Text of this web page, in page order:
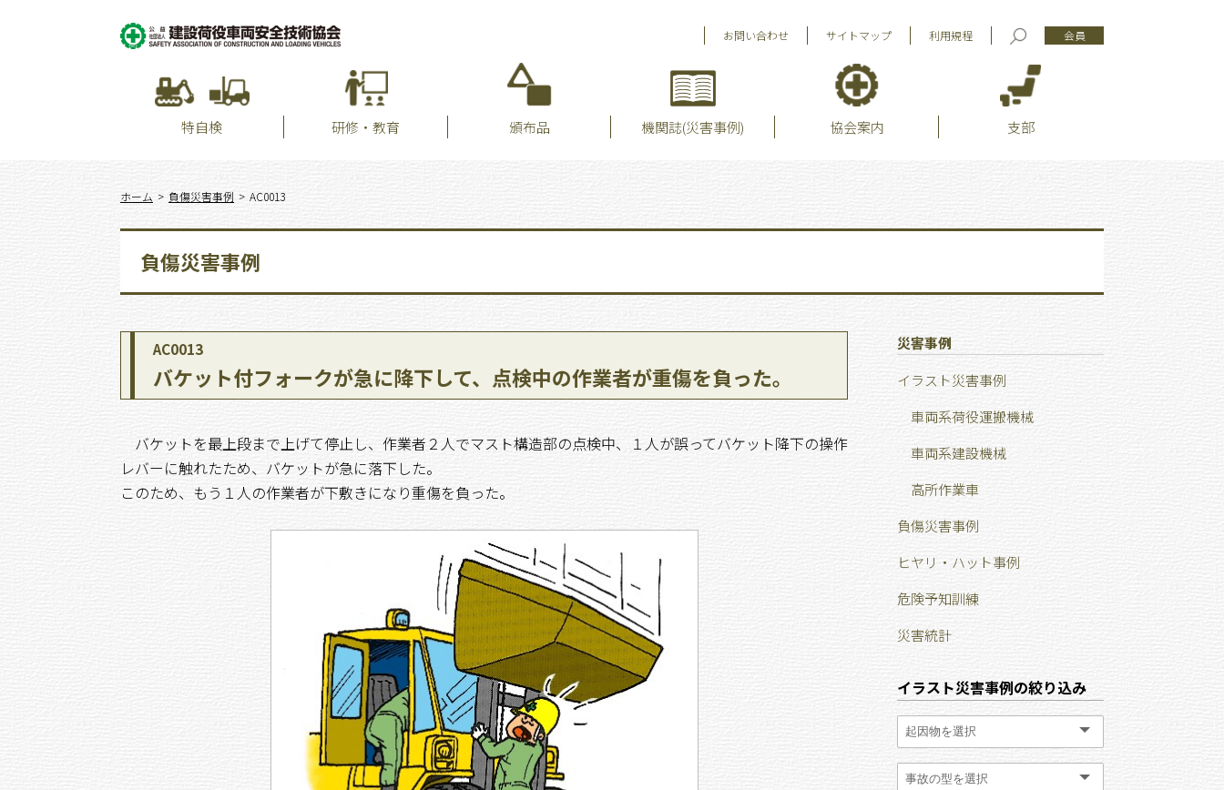
お問い合わせ サイトマップ 利用規程 会員
特自検 研修・教育 頒布品 機関誌(災害事例) 協会案内 支部
ホーム 負傷災害事例 AC0013
負傷災害事例
AC0013
バケット付フォークが急に降下して、点検中の作業者が重傷を負った。
バケットを最上段まで上げて停止し、作業者２人でマスト構造部の点検中、１人が誤ってバケット降下の操作
レバーに触れたため、バケットが急に落下した。
このため、もう１人の作業者が下敷きになり重傷を負った。
災害事例
イラスト災害事例
車両系荷役運搬機械
車両系建設機械
高所作業車
負傷災害事例
ヒヤリ・ハット事例
危険予知訓練
災害統計
イラスト災害事例の絞り込み